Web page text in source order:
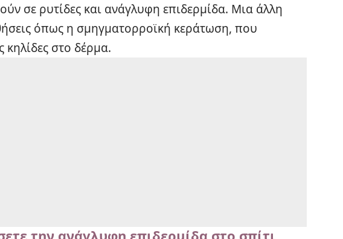
σε ρυτίδες και ανάγλυφη επιδερμίδα. Μια άλλη
όπως η σμηγματορροϊκή κεράτωση, που
κηλίδες στο δέρμα.
την ανάγλυφη επιδερμίδα στο σπίτι